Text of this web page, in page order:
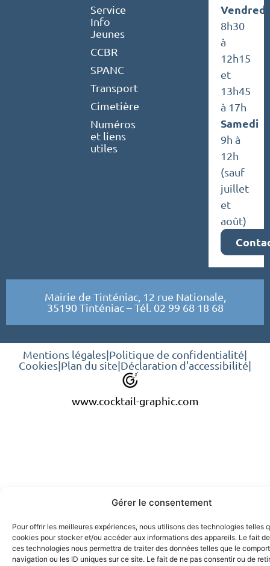
Gérer le consentement
Pour offrir les meilleures expériences, nous utilisons des technologies telles
cookies pour stocker et/ou accéder aux informations des appareils. Le fait
ces technologies nous permettra de traiter des données telles que le
navigation ou les ID uniques sur ce site. Le fait de ne pas consentir ou de
Service
Info
Jeunes
CCBR
SPANC
Transport
Cimetière
Numéros
et liens
utiles
Vendredi
8h30
à
12h15
et
13h45
à 17h
Samedi
9h à
12h
(sauf
juillet
et
août)
Mairie de Tinténiac, 12 rue Nationale,
35190 Tinténiac – Tél. 02 99 68 18 68
Mentions légales|Politique de confidentialité|
Cookies|Plan du site|Déclaration d'accessibilité|
www.cocktail-graphic.com